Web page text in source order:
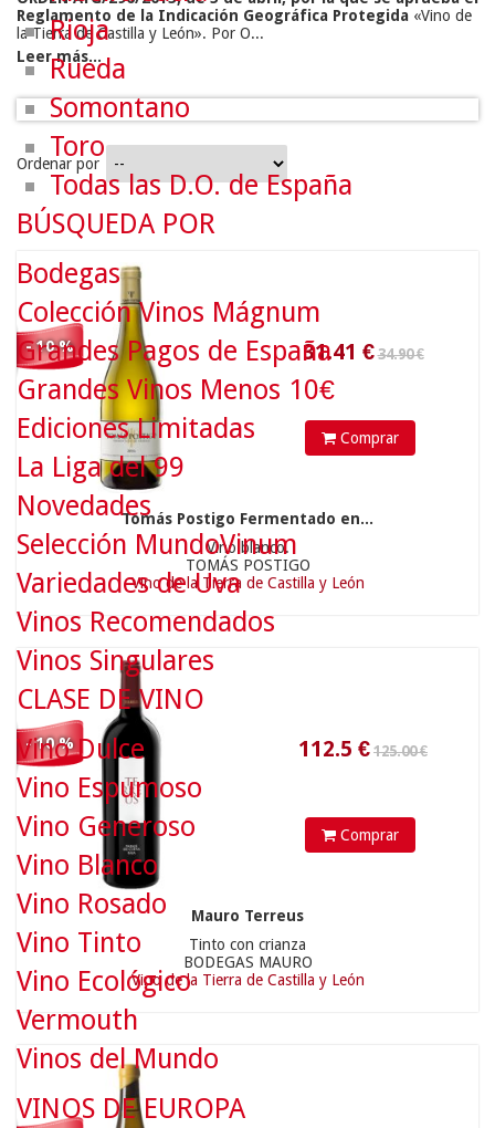
Reglamento de la Indicación Geográfica Protegida «Vino de
la Tierra de Castilla y León». Por O...
Leer más...
Ordenar por
- 10 %
Comprar
Tomás Postigo Fermentado en...
Vino blanco.
TOMÁS POSTIGO
Vino de la Tierra de Castilla y León
- 10 %
112.5
Comprar
Mauro Terreus
Tinto con crianza
BODEGAS MAURO
Vino de la Tierra de Castilla y León
40.05
Rioja
Rueda
Somontano
Toro
Todas las D.O. de España
BÚSQUEDA POR
Bodegas
Colección Vinos Mágnum
Grandes Pagos de España
Grandes Vinos Menos 10€
Ediciones Limitadas
La Liga del 99
Novedades
Selección MundoVinum
Variedades de Uva
Vinos Recomendados
Vinos Singulares
CLASE DE VINO
Vino Dulce
Vino Espumoso
Vino Generoso
Vino Blanco
Vino Rosado
Vino Tinto
Vino Ecológico
Vermouth
Vinos del Mundo
VINOS DE EUROPA